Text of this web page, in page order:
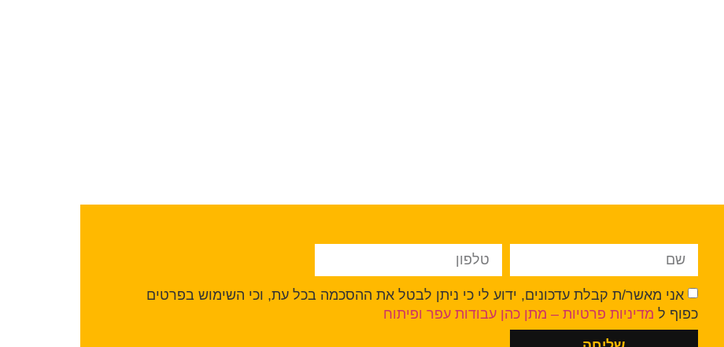
אני מאשר/ת קבלת עדכונים, ידוע לי כי ניתן לבטל את ההסכמה בכל עת, וכי השימוש בפרטים
כפוף ל מדיניות פרטיות – מתן כהן עבודות עפר ופיתוח